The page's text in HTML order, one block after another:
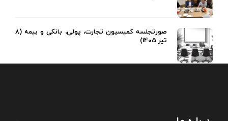
صورتجلسه کمیسیون تجارت، پولی، بانکی و بیمه (8
تیر 1405)